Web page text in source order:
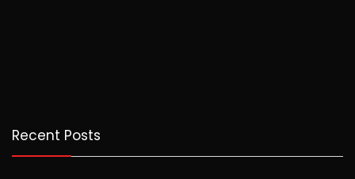
Recent Posts